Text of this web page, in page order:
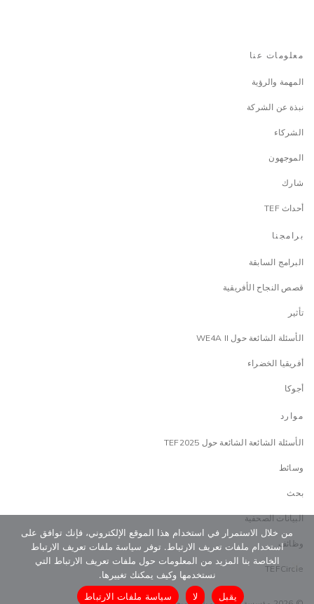
معلومات عنا
المهمة والرؤية
نبذة عن الشركة
الشركاء
الموجهون
شارك
أحداث TEF
برامجنا
البرامج السابقة
قصص النجاح الأفريقية
تأثير
الأسئلة الشائعة حول WE4A II
أفريقيا الخضراء
أجوكا
موارد
الأسئلة الشائعة الشائعة حول TEF2025
وسائط
بحث
البيانات الصحفية
وظائف
TEFCircle
من خلال الاستمرار في استخدام هذا الموقع الإلكتروني، فإنك توافق على
استخدام ملفات تعريف الارتباط. توفر سياسة ملفات تعريف الارتباط
الخاصة بنا المزيد من المعلومات حول ملفات تعريف الارتباط التي
نستخدمها وكيف يمكنك تغييرها.
يقبل
لا سياسة ملفات الارتباط